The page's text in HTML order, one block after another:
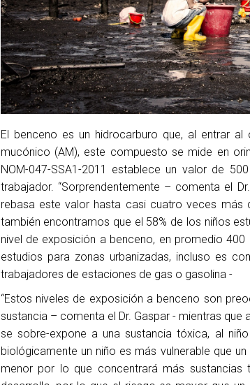
El benceno es un hidrocarburo que, al entrar
mucónico (AM), este compuesto se mide en
NOM-047-SSA1-2011 establece un valor de
trabajador. “Sorprendentemente – comenta el
rebasa este valor hasta casi cuatro veces más
también encontramos que el 58% de los niños
nivel de exposición a benceno, en promedio
estudios para zonas urbanizadas, incluso es
trabajadores de estaciones de gas o gasolina -
“Estos niveles de exposición a benceno son
sustancia – comenta el Dr. Gaspar - mientras
se sobre-expone a una sustancia tóxica, al
biológicamente un niño es más vulnerable que
menor por lo que concentrará más